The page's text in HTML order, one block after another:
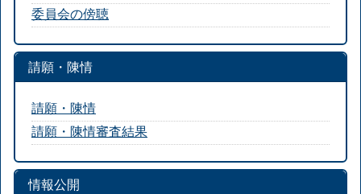
委員会の傍聴
請願・陳情
請願・陳情
請願・陳情審査結果
情報公開